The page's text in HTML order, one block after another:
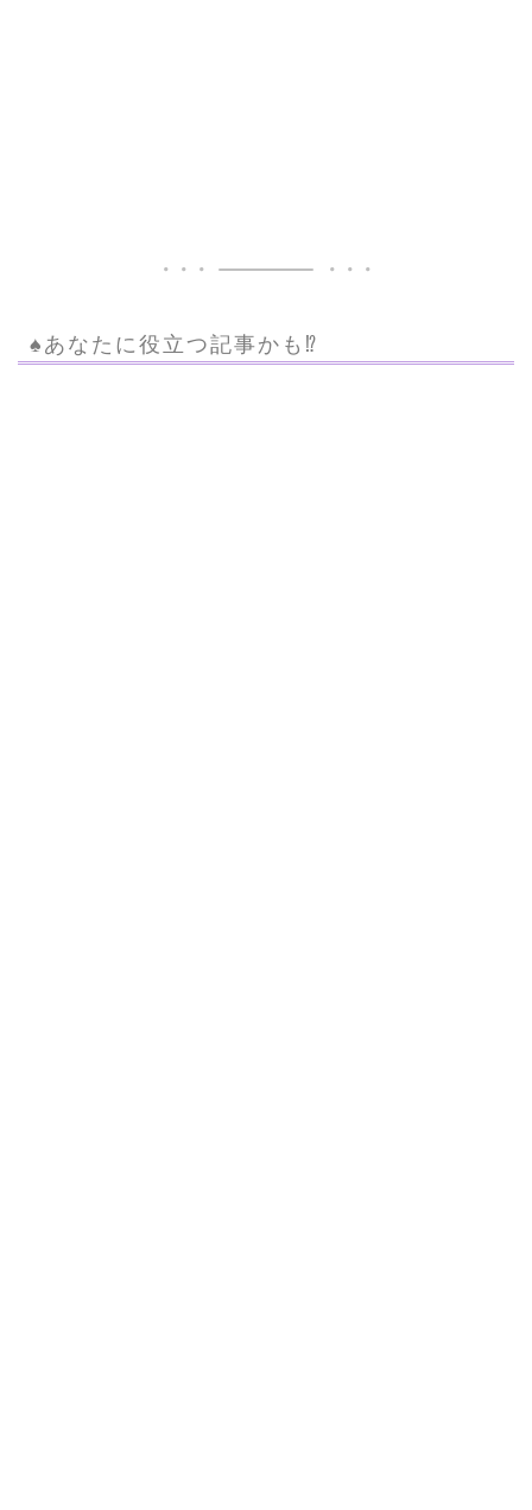
♠︎あなたに役立つ記事かも⁉︎